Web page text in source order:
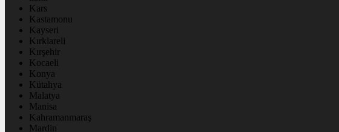
Kars
Kastamonu
Kayseri
Kırklareli
Kırşehir
Kocaeli
Konya
Kütahya
Malatya
Manisa
Kahramanmaraş
Mardin